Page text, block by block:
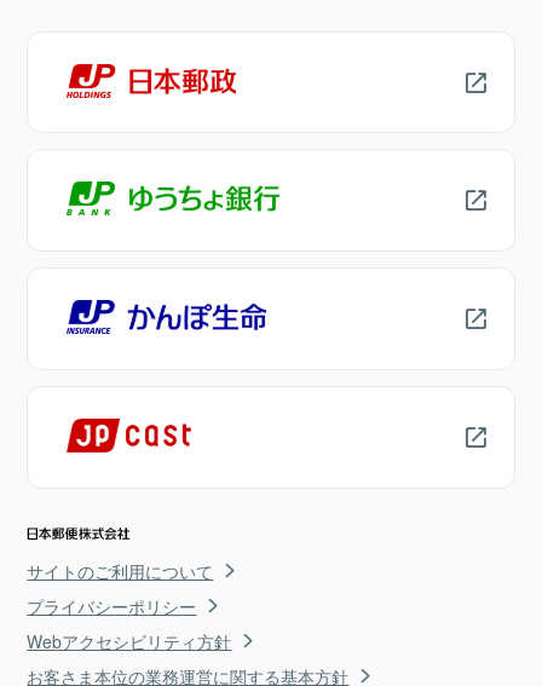
サイトのご利用について
プライバシーポリシー
Webアクセシビリティ方針
お客さま本位の業務運営に関する基本方針